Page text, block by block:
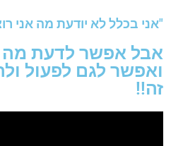
"אני בכלל לא יודעת מה אני
אבל אפשר לדעת מה
ואפשר לגם לפעול
זה!!